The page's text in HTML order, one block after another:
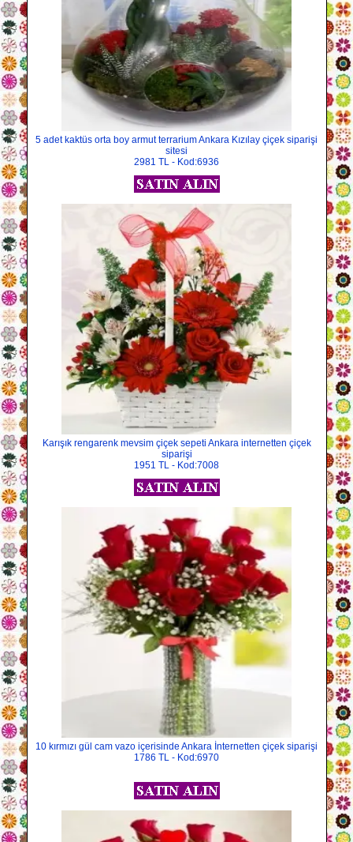
5 adet kaktüs orta boy armut terrarium Ankara Kızılay çiçek siparişi
sitesi
2981 TL - Kod:6936
Karışık rengarenk mevsim çiçek sepeti Ankara internetten çiçek
siparişi
1951 TL - Kod:7008
10 kırmızı gül cam vazo içerisinde Ankara İnternetten çiçek siparişi
1786 TL - Kod:6970